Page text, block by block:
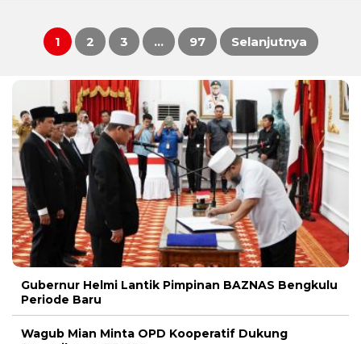
Paginasi
pos
1 2 3 … 97 Selanjutnya
Gubernur Helmi Lantik Pimpinan BAZNAS Bengkulu
Periode Baru
Wagub Mian Minta OPD Kooperatif Dukung